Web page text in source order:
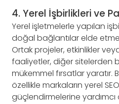
4. Yerel İşbirlikleri ve
Yerel işletmelerle yapılan
doğal bağlantılar elde
Ortak projeler, etkinlikler
faaliyetler, diğer sitelerden
mükemmel fırsatlar yaratır.
özellikle markaların yerel
güçlendirmelerine yardımcı